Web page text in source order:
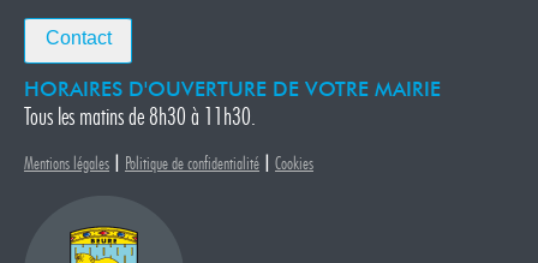
Contact
HORAIRES D'OUVERTURE DE VOTRE MAIRIE
Tous les matins de 8h30 à 11h30.
Mentions légales | Politique de confidentialité | Cookies